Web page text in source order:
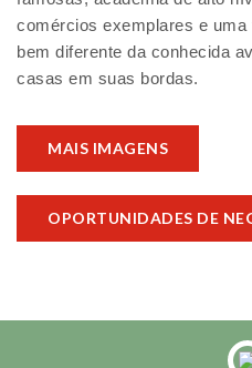
comércios exemplares e uma
bem diferente da conhecida
casas em suas bordas.
MAIS IMAGENS
OPORTUNIDADES DE